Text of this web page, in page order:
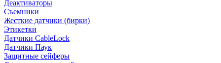
Деактиваторы
Съемники
Жесткие датчики (бирки)
Этикетки
Датчики CableLock
Датчики Паук
Защитные сейферы